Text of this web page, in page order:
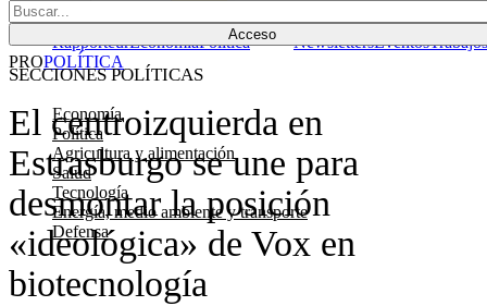
Acceso
SECCIONES POLÍTICAS
Economía
Política
Agricultura y alimentación
Salud
Tecnología
Energía, medio ambiente y transporte
Defensa
RapporteurEconomíaPolítica NewslettersEventosTrabajos
El centroizquierda en
Estrasburgo se une para
desmontar la posición
«ideológica» de Vox en
biotecnología
PROPOLÍTICA